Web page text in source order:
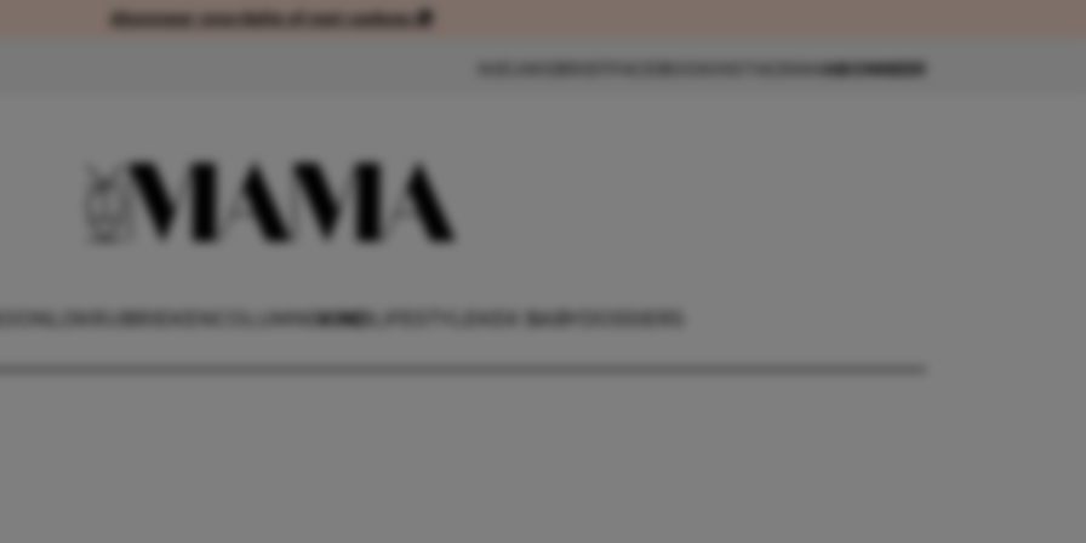
Abonneer voordelig of met cadeau 🎁Abonneer voordelig of met cadeau 🎁
ABONNEER
KIND